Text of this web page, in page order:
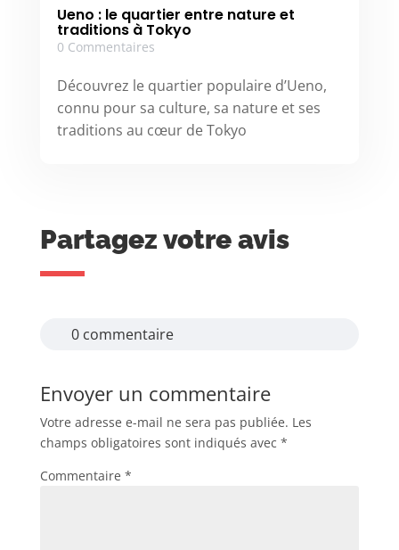
Ueno : le quartier entre nature et
traditions à Tokyo
0 Commentaires
Découvrez le quartier populaire d’Ueno,
connu pour sa culture, sa nature et ses
traditions au cœur de Tokyo
Partagez votre avis
0 commentaire
Envoyer un commentaire
Votre adresse e-mail ne sera pas publiée. Les
champs obligatoires sont indiqués avec *
Commentaire *